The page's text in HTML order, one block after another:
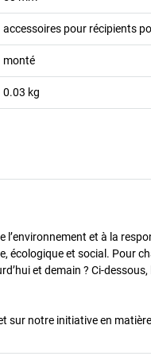
accessoires pour récipients
monté
0.03 kg
et à la
écologique et social. Pour
et demain ? Ci-
sur notre initiative en